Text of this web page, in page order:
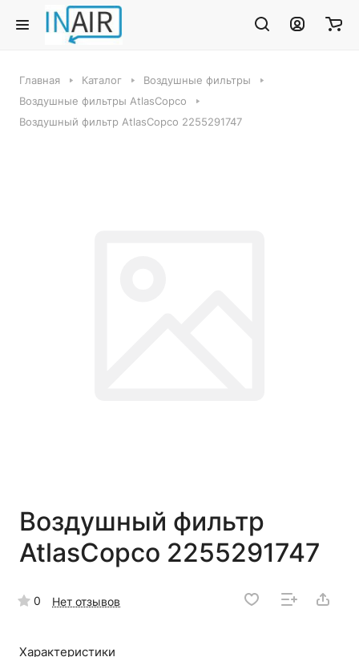
Главная Каталог
Воздушные фильтры
Воздушные фильтры AtlasCopco
Воздушный фильтр AtlasCopco 2255291747
Воздушный фильтр
AtlasCopco 2255291747
0 Нет отзывов
Характеристики